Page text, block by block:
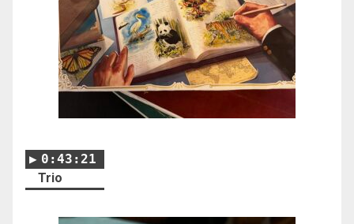
0:43:21
Trio